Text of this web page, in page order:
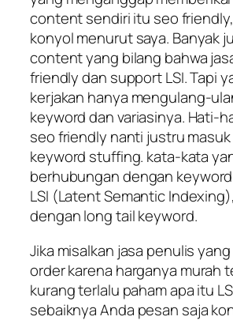
content sendiri itu seo
konyol menurut saya. Banyak
content yang bilang bahwa
friendly dan support LSI. Tapi
kerjakan hanya mengulang-
keyword dan variasinya. Hati-
seo friendly nanti justru
keyword stuffing. kata-kata
berhubungan dengan
LSI (Latent Semantic
dengan long tail keyword.
Jika misalkan jasa penulis
order karena harganya murah
kurang terlalu paham apa itu
sebaiknya Anda pesan saja